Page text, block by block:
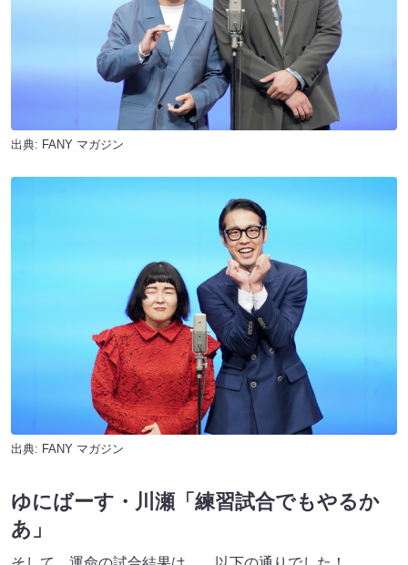
出典: FANY マガジン
出典: FANY マガジン
ゆにばーす・川瀬「練習試合でもやるか
あ」